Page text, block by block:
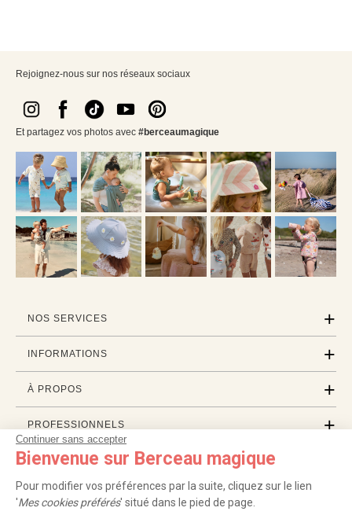
Continuer sans accepter
Bienvenue sur Berceau magique
Pour modifier vos préférences par la suite, cliquez sur le lien
'Mes cookies préférés' situé dans le pied de page.
Rejoignez-nous sur nos réseaux sociaux
Et partagez vos photos avec #berceaumagique
NOS SERVICES
INFORMATIONS
À PROPOS
PROFESSIONNELS
LISTES CADEAUX